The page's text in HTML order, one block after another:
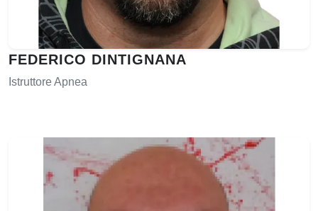
FEDERICO DINTIGNANA
Istruttore Apnea